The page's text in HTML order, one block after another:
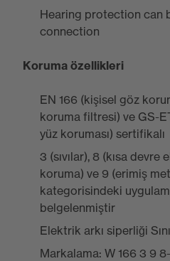
Hearing protection can
connection
Koruma özellikleri
EN 166 (kişisel göz
koruma filtresi) ve GS-
yüz koruması) sertifikalı
3 (sıvılar), 8 (kısa devre
koruma) ve 9 (erimiş
kategorisindeki
belgelenmiştir
Elektrik arkı siperliği
Markalama: W 166 3 9